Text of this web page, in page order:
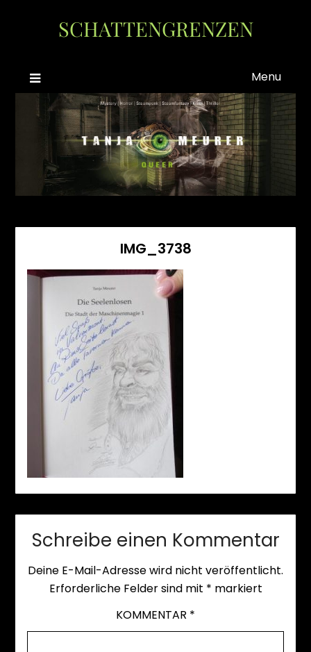
SCHATTENGRENZEN
Menu
IMG_3738
Schreibe einen Kommentar
Deine E-Mail-Adresse wird nicht veröffentlicht.
Erforderliche Felder sind mit * markiert
KOMMENTAR *